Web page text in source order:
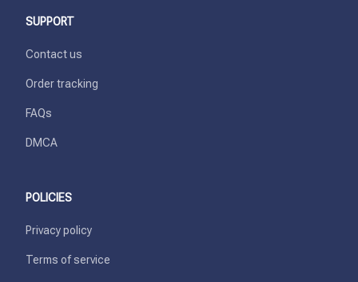
SUPPORT
Contact us
Order tracking
FAQs
DMCA
POLICIES
Privacy policy
Terms of service